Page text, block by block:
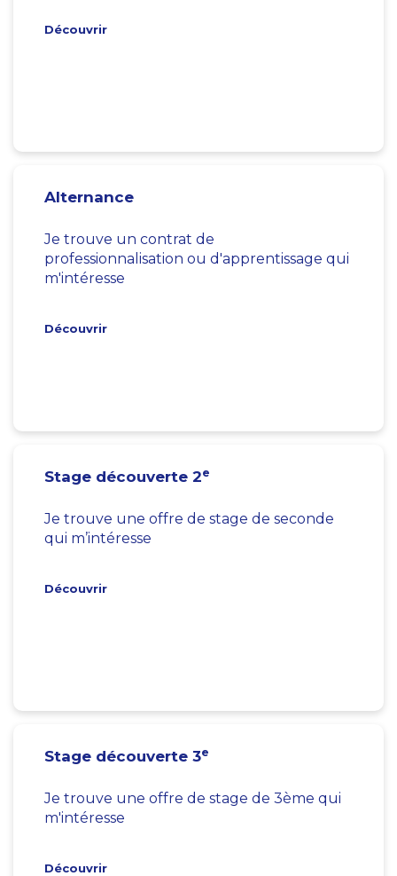
Découvrir
Alternance
Je trouve un contrat de
professionnalisation ou d'apprentissage qui
m'intéresse
Découvrir
Stage découverte 2e
Je trouve une offre de stage de seconde
qui m’intéresse
Découvrir
Stage découverte 3e
Je trouve une offre de stage de 3ème qui
m'intéresse
Découvrir